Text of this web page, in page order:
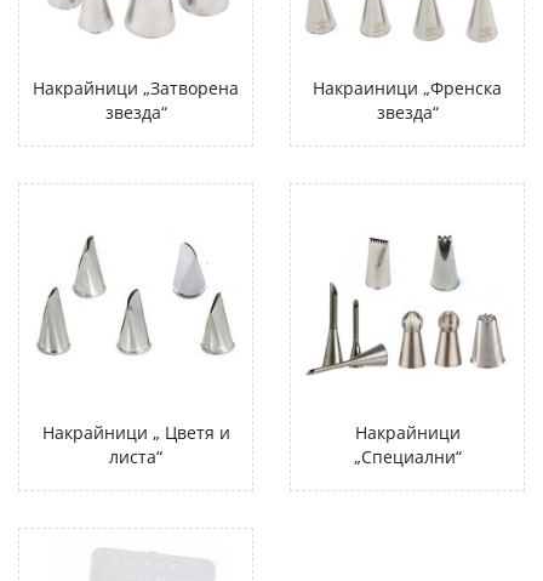
Накрайници „Затворена
звезда“
Накраиници „Френска
звезда“
Накрайници „ Цветя и
листа“
Накрайници
„Специални“